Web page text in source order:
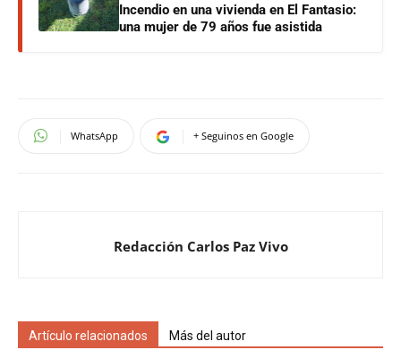
Incendio en una vivienda en El Fantasio:
una mujer de 79 años fue asistida
WhatsApp + Seguinos en Google
Redacción Carlos Paz Vivo
Artículo relacionados Más del autor